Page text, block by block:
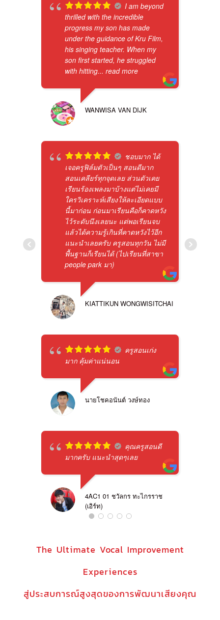
I am beyond
thrilled with the incredible
progress my son has made
under the guidance of Kru Film,
his singing teacher. When my
son first started, he struggled
with hitting... read more
WANWISA VAN DIJK
ชอบมาก ได้
เจอครูฟิล์มตัวเป็นๆ สอนดีมาก
สอนเคลียร์ทุกจุดเลย ส่วนตัวเคย
เรียนร้องเพลงมาบ้างแต่ไม่เคยมี
ใครวิเคราะห์เสียงให้ละเอียดแบบ
นี้มาก่อน ก่อนมาเรียนคือก็คาดหวัง
ไว้ระดับนึงเลยนะ แต่พอเรียนจบ
แล้วได้ความรู้เกินที่คาดหวังไว้อีก
แนะนำเลยครับ ครูสอนทุกวัน ไม่มี
พื้นฐานก็เรียนได้ (ไปเรียนที่สาขา
people park มา)
KIATTIKUN WONGWISITCHAI
ครูสอนเก่ง
มาก คุ้มค่าแน่นอน
นายโชคอนันต์ วงษ์ทอง
คุณครูสอนดี
มากครับ แนะนำสุดๆเลย
4AC1 01 ชวัลกร ทะไกรราช
(เอิร์ท)
The Ultimate Vocal Improvement
Experiences
สู่ประสบการณ์สูงสุดของการพัฒนาเสียงคุณ